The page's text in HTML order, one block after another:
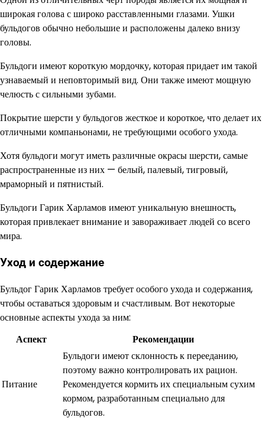
широкая голова с широко расставленными глазами. Ушки
бульдогов обычно небольшие и расположены далеко внизу
головы.
Бульдоги имеют короткую мордочку, которая придает им такой
узнаваемый и неповторимый вид. Они также имеют мощную
челюсть с сильными зубами.
Покрытие шерсти у бульдогов жесткое и короткое, что делает их
отличными компаньонами, не требующими особого ухода.
Хотя бульдоги могут иметь различные окрасы шерсти, самые
распространенные из них — белый, палевый, тигровый,
мраморный и пятнистый.
Бульдоги Гарик Харламов имеют уникальную внешность,
которая привлекает внимание и завораживает людей со всего
мира.
Уход и содержание
Бульдог Гарик Харламов требует особого ухода и содержания,
чтобы оставаться здоровым и счастливым. Вот некоторые
основные аспекты ухода за ним:
Аспект
Рекомендации
Питание
Бульдоги имеют склонность к перееданию,
поэтому важно контролировать их рацион.
Рекомендуется кормить их специальным сухим
кормом, разработанным специально для
бульдогов.